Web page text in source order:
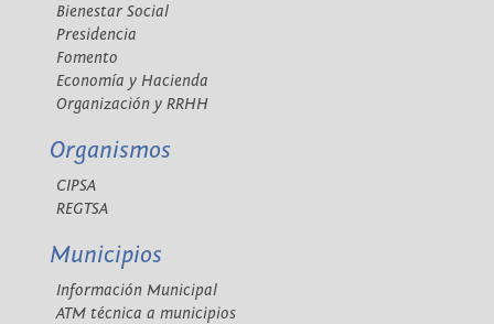
Bienestar Social
Presidencia
Fomento
Economía y Hacienda
Organización y RRHH
Organismos
CIPSA
REGTSA
Municipios
Información Municipal
ATM técnica a municipios